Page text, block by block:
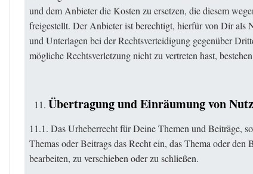
und dem Anbieter die Kosten zu ersetzen, die diesem
freigestellt. Der Anbieter ist berechtigt, hierfür von Dir als
und Unterlagen bei der Rechtsverteidigung gegenüber
mögliche Rechtsverletzung nicht zu vertreten hast,
Übertragung und Einräumung von
11.1. Das Urheberrecht für Deine Themen und Beiträge,
Themas oder Beitrags das Recht ein, das Thema oder
bearbeiten, zu verschieben oder zu schließen.